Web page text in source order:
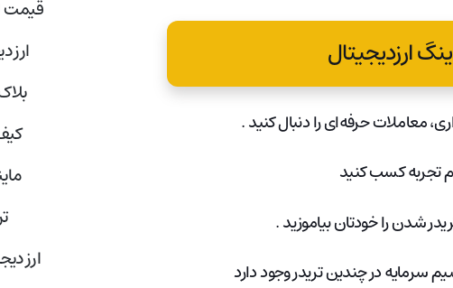
ارزدیجیتال
معاملات حرفه‌ای را دنبال کنید.
تجربه کسب کنید
شدن را خودتان بیاموزید.
سرمایه در چندین تریدر وجود دارد
قیمت
ارز
ارز